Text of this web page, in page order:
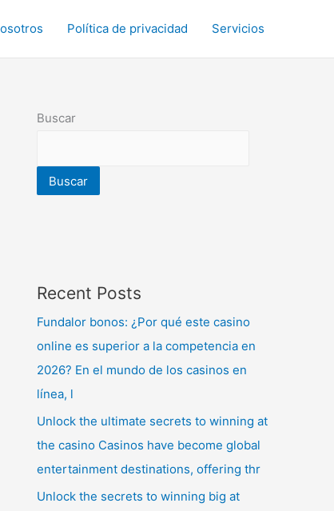
Política de privacidad Servicios
Buscar
Buscar
Recent Posts
Fundalor bonos: ¿Por qué este casino
online es superior a la competencia en
2026? En el mundo de los casinos en
línea, l
Unlock the ultimate secrets to winning at
the casino Casinos have become global
entertainment destinations, offering thr
Unlock the secrets to winning big at